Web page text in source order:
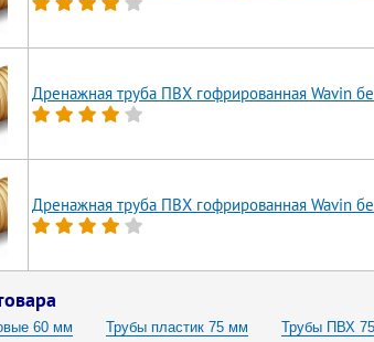
Дренажная труба ПВХ гофрированная Wavin
Дренажная труба ПВХ гофрированная Wavin
60 мм Трубы пластик 75 мм Трубы ПВХ